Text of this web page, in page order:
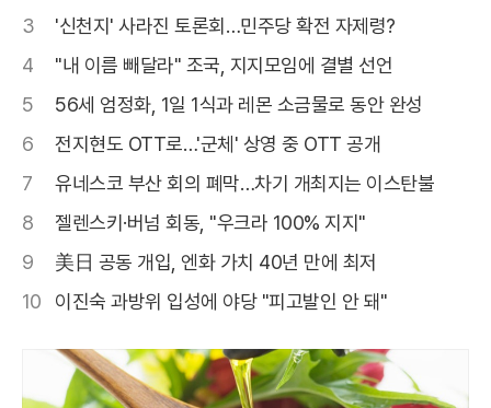
3
'신천지' 사라진 토론회…민주당 확전 자제령?
4
"내 이름 빼달라" 조국, 지지모임에 결별 선언
5
56세 엄정화, 1일 1식과 레몬 소금물로 동안 완성
6
전지현도 OTT로…'군체' 상영 중 OTT 공개
7
유네스코 부산 회의 폐막…차기 개최지는 이스탄불
8
젤렌스키·버넘 회동, "우크라 100% 지지"
9
美日 공동 개입, 엔화 가치 40년 만에 최저
10
이진숙 과방위 입성에 야당 "피고발인 안 돼"